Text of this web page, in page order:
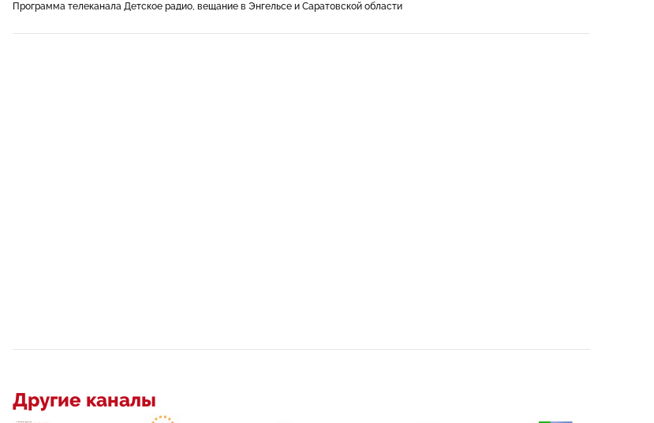
Программа телеканала Детское радио, вещание в Энгельсе и Саратовской области
Другие каналы